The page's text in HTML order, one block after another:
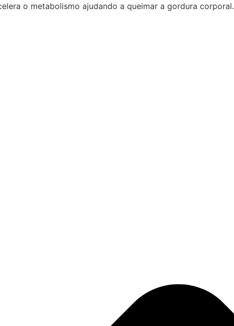
o metabolismo ajudando a queimar a gordura corporal.